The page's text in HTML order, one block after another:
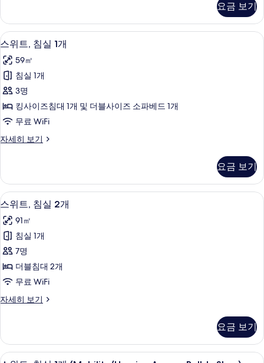
두
보
기
히
보
기
사
진
모
두
보
기
침
대
(여
개)
자
세
히
보
기
요금 보기
스
위
트,
침
실
1
개
사
모
두
보
기
필로우탑 침대, 객실 내 금고, 책상, 노
7
스위트, 침실 1개
59㎡
침실 1개
3명
킹사이즈침대 1개 및 더블사이즈 소파베드 1개
무료 WiFi
자세히 보기
스
실
개
세
히
보
기
요금 보기
스
위
트,
침
실
2
개
사
모
두
스위트, 침실 2개 | 필로우탑 침대, 객
8
스위트, 침실 2개
91㎡
침실 1개
7명
더블침대 2개
무료 WiFi
자세히 보기
스
실
요금 보기
스